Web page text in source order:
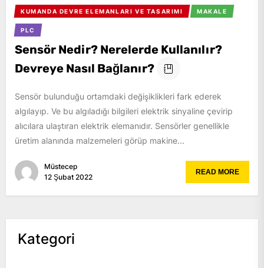
KUMANDA DEVRE ELEMANLARI VE TASARIMI MAKALE
PLC
Sensör Nedir? Nerelerde Kullanılır?
Devreye Nasıl Bağlanır?
Sensör bulunduğu ortamdaki değişiklikleri fark ederek
algılayıp. Ve bu algıladığı bilgileri elektrik sinyaline çevirip
alıcılara ulaştıran elektrik elemanıdır. Sensörler genellikle
üretim alanında malzemeleri görüp makine...
Müstecep
12 Şubat 2022
READ MORE
Kategori